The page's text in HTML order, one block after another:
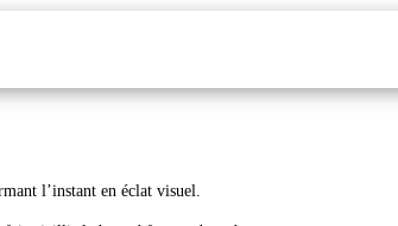
l’instant en éclat visuel.